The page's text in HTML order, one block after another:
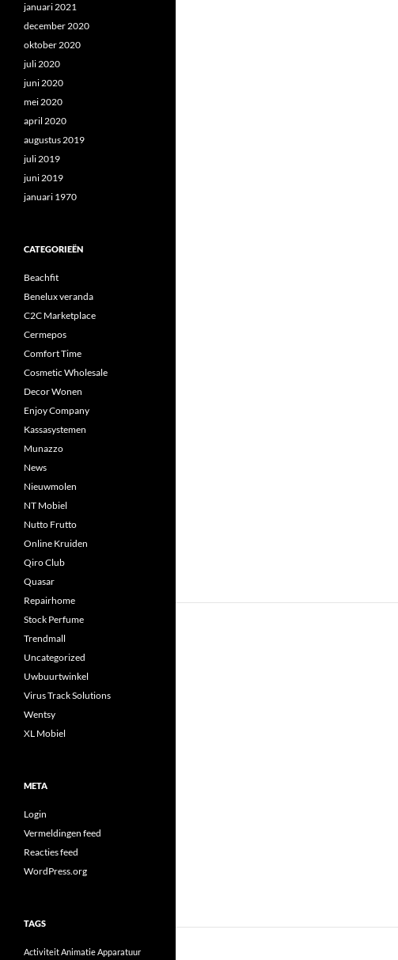
januari 2021
december 2020
oktober 2020
juli 2020
juni 2020
mei 2020
april 2020
augustus 2019
juli 2019
juni 2019
januari 1970
CATEGORIEËN
Beachfit
Benelux veranda
C2C Marketplace
Cermepos
Comfort Time
Cosmetic Wholesale
Decor Wonen
Enjoy Company
Kassasystemen
Munazzo
News
Nieuwmolen
NT Mobiel
Nutto Frutto
Online Kruiden
Qiro Club
Quasar
Repairhome
Stock Perfume
Trendmall
Uncategorized
Uwbuurtwinkel
Virus Track Solutions
Wentsy
XL Mobiel
META
Login
Vermeldingen feed
Reacties feed
WordPress.org
TAGS
ActiviteitAnimatieApparatuur